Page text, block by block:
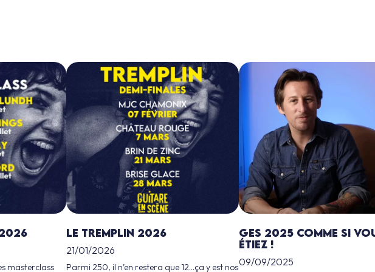
masterclass
Le Tremplin 2026
21/01/2026
Parmi 250, il n’en restera que 12…ça y est nos
GES 2025 comme si
étiez !
09/09/2025